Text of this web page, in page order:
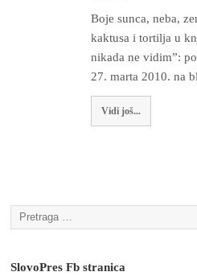
Boje sunca, neba,
kaktusa i tortilja u
nikada ne vidim”:
27. marta 2010. na
Vidi još...
SlovoPres Fb stranica